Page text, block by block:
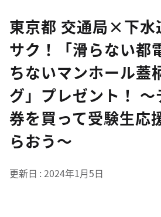
東京都 交通局×下水
サク！「滑らない都
ちないマンホール蓋
グ」プレゼント！
券を買って受験生応
らおう～
更新日 2024年1月5日